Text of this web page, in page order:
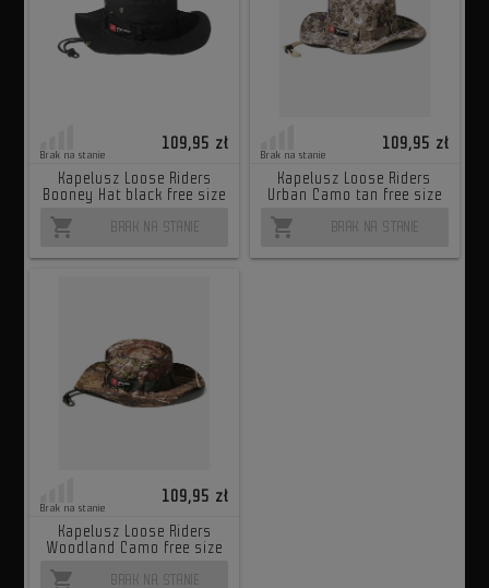
Brak na stanie
109,95 zł
Kapelusz Loose Riders
Booney Hat black free size
shopping_cart BRAK NA STANIE
Brak na stanie
109,95 zł
Kapelusz Loose Riders
Urban Camo tan free size
shopping_cart BRAK NA STANIE
Brak na stanie
109,95 zł
Kapelusz Loose Riders
Woodland Camo free size
shopping_cart BRAK NA STANIE